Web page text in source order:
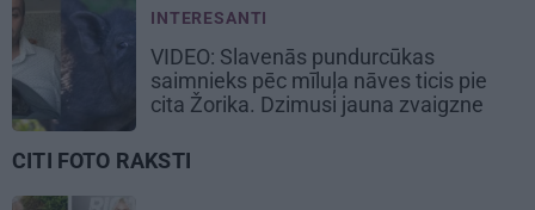
INTERESANTI
VIDEO: Slavenās pundurcūkas
saimnieks pēc mīluļa nāves ticis pie
cita Žorika. Dzimusi jauna zvaigzne
CITI FOTO RAKSTI